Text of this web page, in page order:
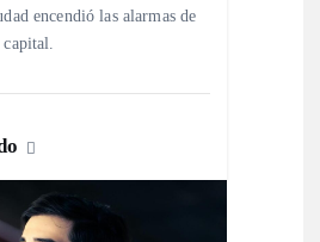
encendió las alarmas de